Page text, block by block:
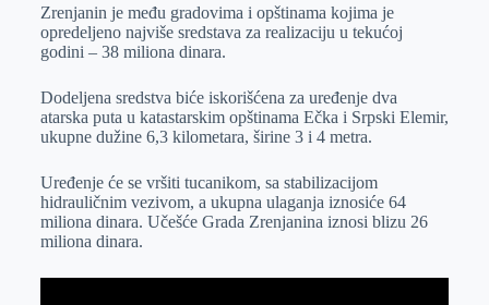
p
Zrenjanin je među gradovima i opštinama kojima je
opredeljeno najviše sredstava za realizaciju u tekućoj
godini – 38 miliona dinara.
Dodeljena sredstva biće iskorišćena za uređenje dva
atarska puta u katastarskim opštinama Ečka i Srpski Elemir,
ukupne dužine 6,3 kilometara, širine 3 i 4 metra.
Uređenje će se vršiti tucanikom, sa stabilizacijom
hidrauličnim vezivom, a ukupna ulaganja iznosiće 64
miliona dinara. Učešće Grada Zrenjanina iznosi blizu 26
miliona dinara.